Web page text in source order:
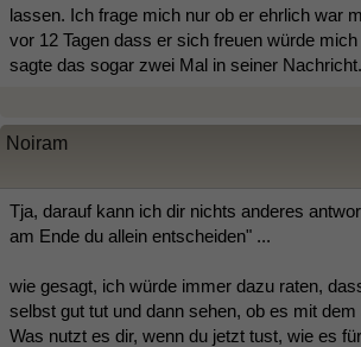
lassen. Ich frage mich nur ob er ehrlich war
vor 12 Tagen dass er sich freuen würde
sagte das sogar zwei Mal in seiner
Noiram
Tja, darauf kann ich dir nichts anderes
am Ende du allein entscheiden" ...
wie gesagt, ich würde immer dazu raten,
selbst gut tut und dann sehen, ob es mit
Was nutzt es dir, wenn du jetzt tust, wie es